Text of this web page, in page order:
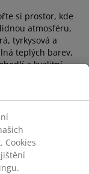
si prostor, kde
atmosféru,
tyrkysová a
teplých barev,
a kvalitní
při odpočinku.
kombinovat,
bude
Jedná se
nebo nábytek
pomůžeme na
tipy, jak
Pro zdravý
Cookies